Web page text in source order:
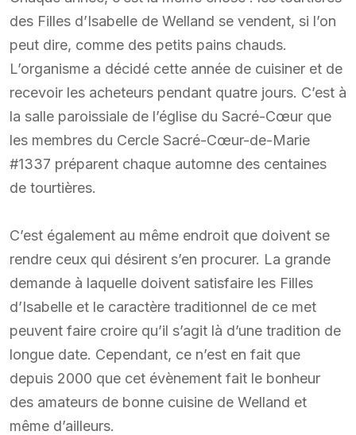
des Filles d’Isabelle de Welland se vendent, si l’on
peut dire, comme des petits pains chauds.
L’organisme a décidé cette année de cuisiner et de
recevoir les acheteurs pendant quatre jours. C’est à
la salle paroissiale de l’église du Sacré-Cœur que
les membres du Cercle Sacré-Cœur-de-Marie
#1337 préparent chaque automne des centaines
de tourtières.
C’est également au même endroit que doivent se
rendre ceux qui désirent s’en procurer. La grande
demande à laquelle doivent satisfaire les Filles
d’Isabelle et le caractère traditionnel de ce met
peuvent faire croire qu’il s’agit là d’une tradition de
longue date. Cependant, ce n’est en fait que
depuis 2000 que cet évènement fait le bonheur
des amateurs de bonne cuisine de Welland et
même d’ailleurs.